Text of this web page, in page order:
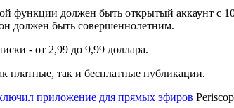
функции должен быть открытый аккаунт
должен быть совершеннолетним.
- от 2,99 до 9,99 доллара.
платные, так и бесплатные публикации.
приложение для прямых эфиров